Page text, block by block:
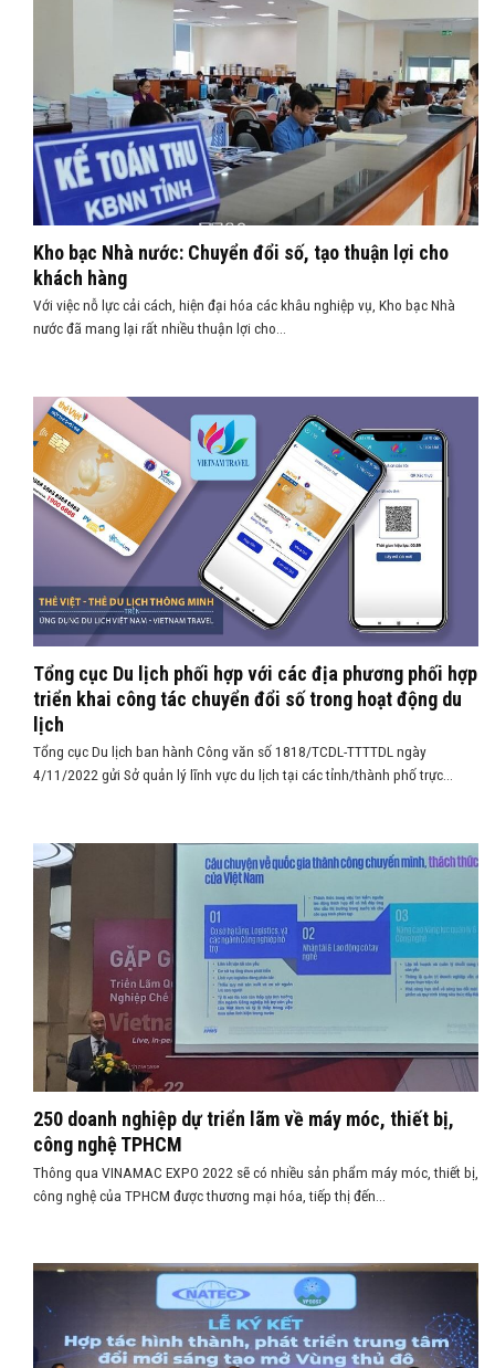
Kho bạc Nhà nước: Chuyển đổi số, tạo thuận lợi cho
khách hàng
Với việc nỗ lực cải cách, hiện đại hóa các khâu nghiệp vụ, Kho bạc Nhà
nước đã mang lại rất nhiều thuận lợi cho...
Tổng cục Du lịch phối hợp với các địa phương phối hợp
triển khai công tác chuyển đổi số trong hoạt động du
lịch
Tổng cục Du lịch ban hành Công văn số 1818/TCDL-TTTTDL ngày
4/11/2022 gửi Sở quản lý lĩnh vực du lịch tại các tỉnh/thành phố trực...
250 doanh nghiệp dự triển lãm về máy móc, thiết bị,
công nghệ TPHCM
Thông qua VINAMAC EXPO 2022 sẽ có nhiều sản phẩm máy móc, thiết bị,
công nghệ của TPHCM được thương mại hóa, tiếp thị đến...